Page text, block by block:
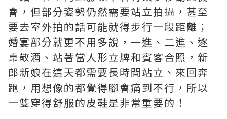
會，但部分姿勢仍然需要站立拍攝，甚至
要去室外拍的話可能就得步行一段距離；
婚宴部分就更不用多說，一進、二進、逐
桌敬酒、站著當人形立牌和賓客合照，新
郎新娘在這天都需要長時間站立、來回奔
跑，用想像的都覺得腳會痛到不行，所以
一雙穿得舒服的皮鞋是非常重要的！